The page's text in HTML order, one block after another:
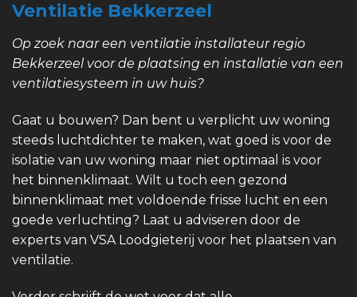
Ventilatie Bekkerzeel
Op zoek naar een ventilatie installateur regio
Bekkerzeel voor de plaatsing en installatie van een
ventilatiesysteem in uw huis?
Gaat u bouwen? Dan bent u verplicht uw woning
steeds luchtdichter te maken, wat goed is voor de
isolatie van uw woning maar niet optimaal is voor
het binnenklimaat. Wilt u toch een gezond
binnenklimaat met voldoende frisse lucht en een
goede verluchting? Laat u adviseren door de
experts van VSA Loodgieterij voor het plaatsen van
ventilatie.